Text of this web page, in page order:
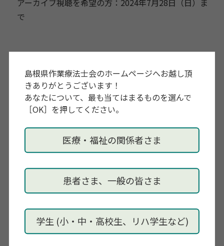
島根県作業療法士会のホームページへお越し頂
きありがとうございます！
あなたについて、最も当てはまるものを選んで
［OK］を押してください。
医療・福祉の関係者さま
患者さま、一般の皆さま
学生 (小・中・高校生、リハ学生など)
アーカイブ視聴を希望の方：2024年7月28日（日）ま
で
心理オフィスK
問い合わせ先
info@s-office-k.com
オンラインセミナー「スクールカウンセラーに求めら
れる必須の知識と技能を学ぶ」
■概要
スクールカウンセラーは小中高に配属され、児童生
徒、保護者、教員に対するカウンセリングやコンサル